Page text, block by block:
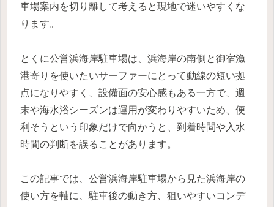
車場案内を切り離して考えると現地で迷いやすくな
ります。
とくに公営浜海岸駐車場は、浜海岸の南側と御宿漁
港寄りを使いたいサーファーにとって動線の短い拠
点になりやすく、設備面の安心感もある一方で、週
末や海水浴シーズンは運用が変わりやすいため、便
利そうという印象だけで向かうと、到着時間や入水
時間の判断を誤ることがあります。
この記事では、公営浜海岸駐車場から見た浜海岸の
使い方を軸に、駐車後の動き方、狙いやすいコンデ